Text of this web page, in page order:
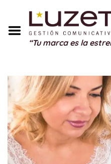
“Tu marca es la
Inicio
Sobre Mí
Portfolio
Blog
Testimonios
Regalos
Contacto